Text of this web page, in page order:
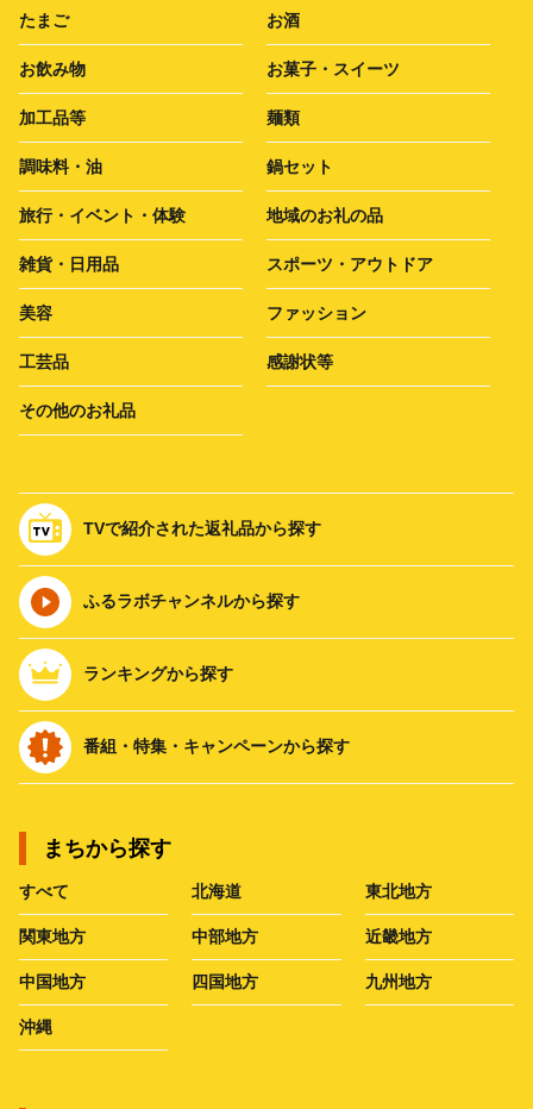
たまご お酒
お飲み物 お菓子・スイーツ
加工品等 麺類
調味料・油 鍋セット
旅行・イベント・体験 地域のお礼の品
雑貨・日用品 スポーツ・アウトドア
美容 ファッション
工芸品 感謝状等
その他のお礼品
TVで紹介された返礼品から探す
ふるラボチャンネルから探す
ランキングから探す
番組・特集・キャンペーンから探す
まちから探す
すべて 北海道 東北地方
関東地方 中部地方 近畿地方
中国地方 四国地方 九州地方
沖縄